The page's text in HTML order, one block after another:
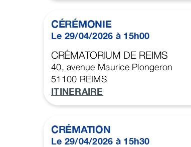
CÉRÉMONIE
Le 29/04/2026 à 15h00
CRÉMATORIUM DE REIMS
40, avenue Maurice Plongeron
51100 REIMS
ITINERAIRE
CRÉMATION
Le 29/04/2026 à 15h30